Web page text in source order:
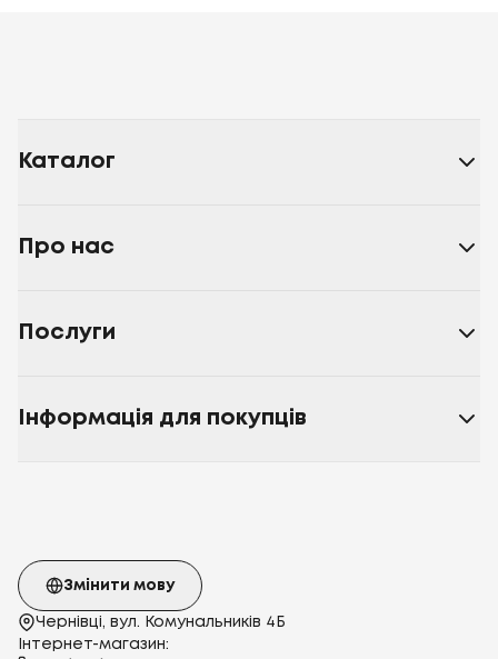
Каталог
Про нас
Послуги
Інформація для покупців
Чернівці, вул. Комунальників 4Б
Інтернет-магазин:
Змінити мову